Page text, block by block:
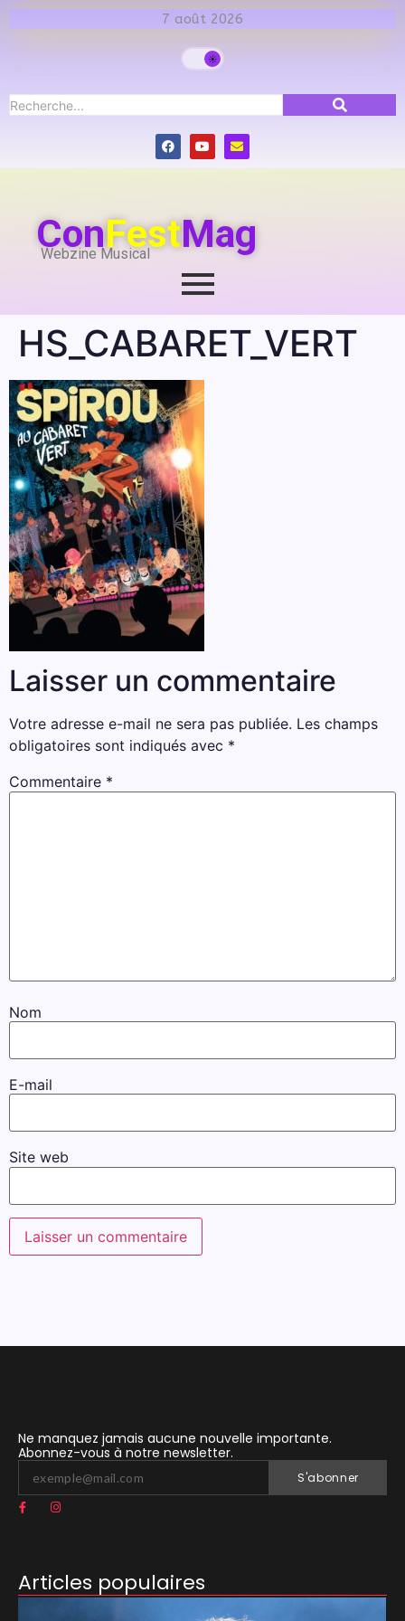
7 août 2026
ConFestMag
Webzine Musical
HS_CABARET_VERT
Laisser un commentaire
Votre adresse e-mail ne sera pas publiée. Les champs
obligatoires sont indiqués avec *
Commentaire *
Nom
E-mail
Site web
Ne manquez jamais aucune nouvelle importante.
Abonnez-vous à notre newsletter.
S'abonner
Articles populaires